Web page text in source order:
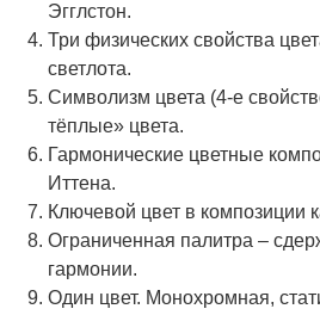
Эгглстон.
Три физических свойства
светлота.
Символизм цвета (4-е
тёплые» цвета.
Гармонические цветные
Иттена.
Ключевой цвет в композиции
Ограниченная палитра –
гармонии.
Один цвет. Монохромная,